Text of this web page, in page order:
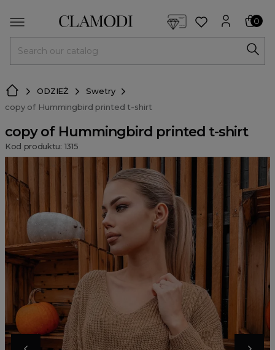
0
ODZIEŻ
Swetry
copy of Hummingbird printed t-shirt
copy of Hummingbird printed t-shirt
Kod produktu: 1315